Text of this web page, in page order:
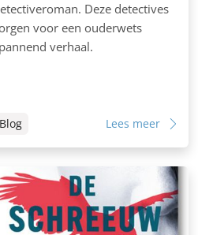
Deze detectives
voor een ouderwets
verhaal.
Blog Lees meer